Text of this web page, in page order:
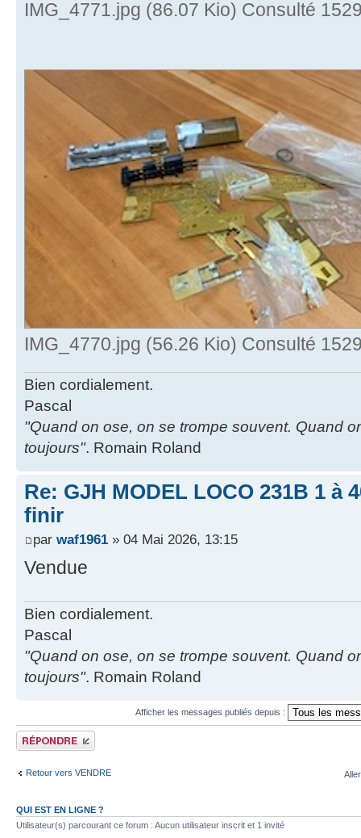
IMG_4771.jpg (86.07 Kio) Consulté
IMG_4770.jpg (56.26 Kio) Consulté
Bien cordialement.
Pascal
"Quand on ose, on se trompe souvent. Quand
toujours". Romain Roland
Re: GJH MODEL LOCO 231B 1 à
finir
par waf1961 » 04 Mai 2026, 13:15
Vendue
Bien cordialement.
Pascal
"Quand on ose, on se trompe souvent. Quand
toujours". Romain Roland
Afficher les messages publiés depuis :
Publier une réponse
Retour vers VENDRE
QUI EST EN LIGNE ?
Utilisateur(s) parcourant ce forum : Aucun utilisateur inscrit et 1 invité